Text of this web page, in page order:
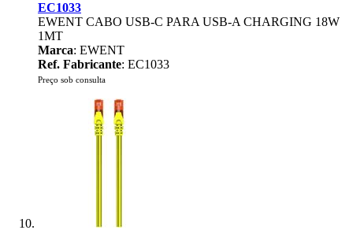
EC1033
EWENT CABO USB-C PARA USB-A CHARGING 18W
1MT
Marca: EWENT
Ref. Fabricante: EC1033
Preço sob consulta